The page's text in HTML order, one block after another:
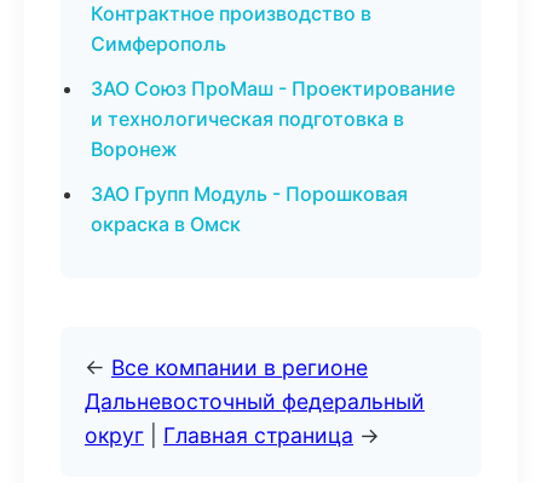
Контрактное производство в
Симферополь
ЗАО Союз ПроМаш - Проектирование
и технологическая подготовка в
Воронеж
ЗАО Групп Модуль - Порошковая
окраска в Омск
← Все компании в регионе
Дальневосточный федеральный
округ
Главная страница →